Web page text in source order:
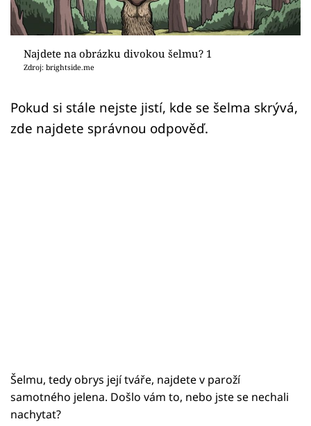
Sledujte prima+
Přihlášení
Sledujte nás
Najdete na obrázku divokou šelmu? 1
Zdroj: brightside.me
Pokud si stále nejste jistí, kde se šelma skrývá,
zde najdete správnou odpověď.
Šelmu, tedy obrys její tváře, najdete v paroží
samotného jelena. Došlo vám to, nebo jste se nechali
nachytat?